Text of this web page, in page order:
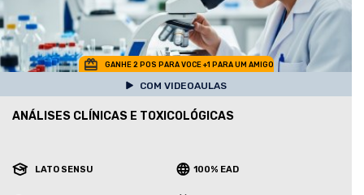
GANHE 2 POS PARA VOCE +1 PARA UM AMIGO
COM VIDEOAULAS
ANÁLISES CLÍNICAS E TOXICOLÓGICAS
LATO SENSU 100% EAD